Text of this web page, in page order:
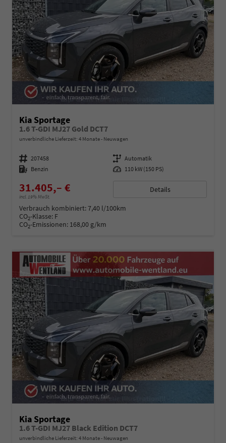
Kia Sportage
1.6 T-GDI MJ27 Gold DCT7
unverbindliche Lieferzeit: 4 Monate Neuwagen
Fahrzeugnummer 207458 Getriebe Automatik
Kraftstoff Benzin Leistung 110 kW (150 PS)
31.405,– €
incl. 19% MwSt.
Details
Verbrauch kombiniert:7,40 l/100km
CO2-Klasse: F
CO2-Emissionen: 168,00 g/km
Kia Sportage
1.6 T-GDI MJ27 Black Edition DCT7
unverbindliche Lieferzeit: 4 Monate Neuwagen